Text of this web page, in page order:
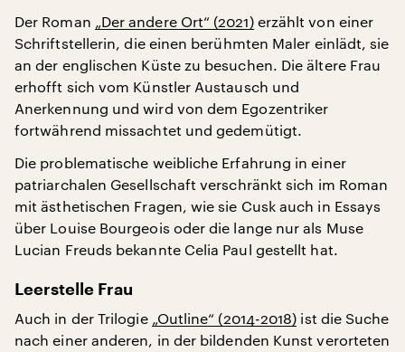
Der Roman „Der andere Ort“ (2021)erzählt von einer
Schriftstellerin, die einen berühmten Maler einlädt, sie
an der englischen Küste zu besuchen. Die ältere Frau
erhofft sich vom Künstler Austausch und
Anerkennung und wird von dem Egozentriker
fortwährend missachtet und gedemütigt.
Die problematische weibliche Erfahrung in einer
patriarchalen Gesellschaft verschränkt sich im Roman
mit ästhetischen Fragen, wie sie Cusk auch in Essays
über Louise Bourgeois oder die lange nur als Muse
Lucian Freuds bekannte Celia Paul gestellt hat.
Leerstelle Frau
Auch in der Trilogie „Outline“ (2014-2018) ist die Suche
nach einer anderen, in der bildenden Kunst verorteten